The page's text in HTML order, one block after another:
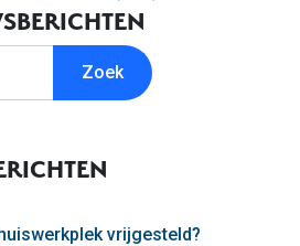
vrijgesteld?